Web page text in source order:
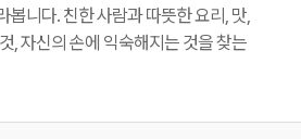
봅니다. 친한 사람과 따뜻한 요리, 맛,
, 자신의 손에 익숙해지는 것을 찾는